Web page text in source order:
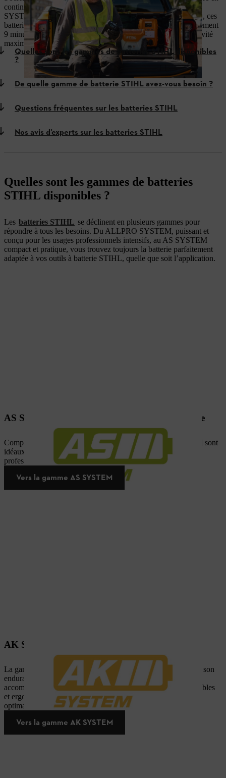
continu ses outils à batterie, notamment avec le ALLPRO
SYSTEM. Associées au chargeur rapide STIHL AL 1802 MO, ces
batteries haute performance atteignent 80 % de charge en seulement
9 minutes², offrant une disponibilité immédiate et une productivité
maximale sur le terrain.
Quelles sont les gammes de batteries STIHL disponibles
?
De quelle gamme de batterie STIHL avez-vous besoin ?
Questions fréquentes sur les batteries STIHL
Nos avis d’experts sur les batteries STIHL
Quelles sont les gammes de batteries
STIHL disponibles ?
Les batteries STIHL se déclinent en plusieurs gammes pour
répondre à tous les besoins. Du ALLPRO SYSTEM, puissant et
conçu pour les usages professionnels intensifs, au AS SYSTEM
compact et pratique, vous trouvez toujours la batterie parfaitement
adaptée à vos outils à batterie STIHL, quelle que soit l’application.
AS SYSTEM : pour une utilisation occasionnelle
Compacts, maniables et pratiques, les outils de l’AS SYSTEM sont
idéaux pour les petits travaux autour de la maison et pour les
professionnels à la recherche d’outils d’appoint.
Vers la gamme AS SYSTEM
AK SYSTEM : pour les projets exigeants
La gamme AK SYSTEM se distingue par ses performances et son
endurance. Elle propose une large gamme d’outils à batterie,
accompagnés de batteries aux capacités variées. Légers, maniables
et ergonomiques, ces appareils offrent un confort d’utilisation
optimal.
Vers la gamme AK SYSTEM